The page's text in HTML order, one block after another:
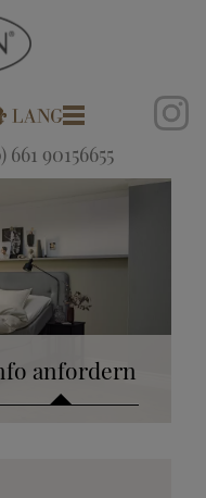
90156655
anfordern